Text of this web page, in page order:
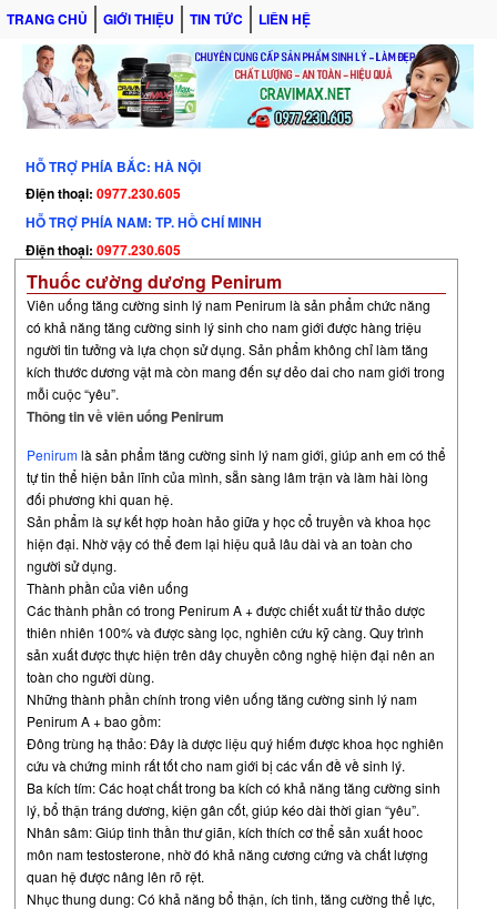
TRANG CHỦ GIỚI THIỆU TIN TỨC LIÊN HỆ
HỖ TRỢ PHÍA BẮC: HÀ NỘI
Điện thoại: 0977.230.605
HỖ TRỢ PHÍA NAM: TP. HỒ CHÍ MINH
Điện thoại: 0977.230.605
Thuốc cường dương Penirum
Viên uống tăng cường sinh lý nam Penirum là sản phẩm chức năng
có khả năng tăng cường sinh lý sinh cho nam giới được hàng triệu
người tin tưởng và lựa chọn sử dụng. Sản phẩm không chỉ làm tăng
kích thước dương vật mà còn mang đến sự dẻo dai cho nam giới trong
mỗi cuộc “yêu”.
Thông tin về viên uống Penirum
Penirumlà sản phẩm tăng cường sinh lý nam giới, giúp anh em có thể
tự tin thể hiện bản lĩnh của mình, sẵn sàng lâm trận và làm hài lòng
đối phương khi quan hệ.
Sản phẩm là sự kết hợp hoàn hảo giữa y học cổ truyền và khoa học
hiện đại. Nhờ vậy có thể đem lại hiệu quả lâu dài và an toàn cho
người sử dụng.
Thành phần của viên uống
Các thành phần có trong Penirum A + được chiết xuất từ thảo dược
thiên nhiên 100% và được sàng lọc, nghiên cứu kỹ càng. Quy trình
sản xuất được thực hiện trên dây chuyền công nghệ hiện đại nên an
toàn cho người dùng.
Những thành phần chính trong viên uống tăng cường sinh lý nam
Penirum A + bao gồm:
Đông trùng hạ thảo: Đây là dược liệu quý hiếm được khoa học nghiên
cứu và chứng minh rất tốt cho nam giới bị các vấn đề về sinh lý.
Ba kích tím: Các hoạt chất trong ba kích có khả năng tăng cường sinh
lý, bổ thận tráng dương, kiện gân cốt, giúp kéo dài thời gian “yêu”.
Nhân sâm: Giúp tinh thần thư giãn, kích thích cơ thể sản xuất hooc
môn nam testosterone, nhờ đó khả năng cương cứng và chất lượng
quan hệ được nâng lên rõ rệt.
Nhục thung dung: Có khả năng bổ thận, ích tinh, tăng cường thể lực,